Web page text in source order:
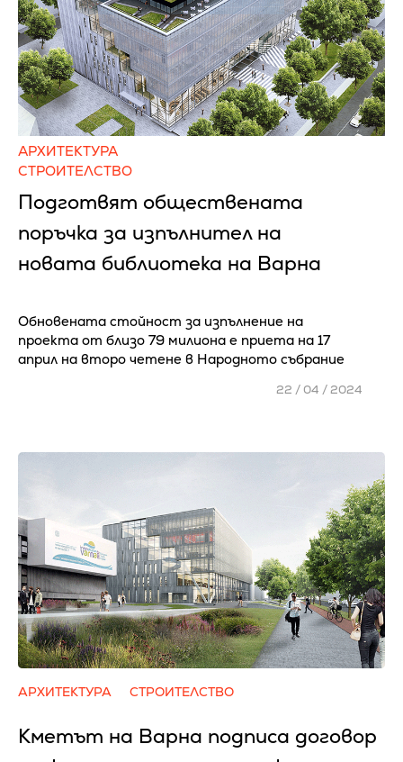
АРХИТЕКТУРА
СТРОИТЕЛСТВО
Подготвят обществената
поръчка за изпълнител на
новата библиотека на Варна
Обновената стойност за изпълнение на
проекта от близо 79 милиона е приета на 17
април на второ четене в Народното събрание
22 / 04 / 2024
АРХИТЕКТУРА СТРОИТЕЛСТВО
Кметът на Варна подписа договор